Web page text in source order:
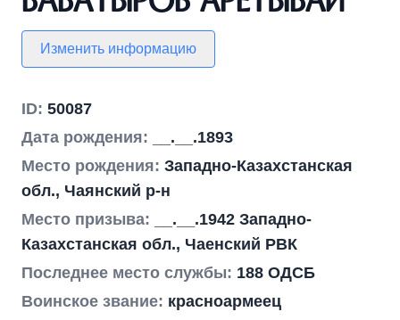
Изменить информацию
ID: 50087
Дата рождения:
__.__.1893
Место рождения: Западно-Казахстанская
обл., Чаянский р-н
Место призыва:
__.__.1942 Западно-
Казахстанская обл., Чаенский РВК
Последнее место службы: 188 ОДСБ
Воинское звание: красноармеец